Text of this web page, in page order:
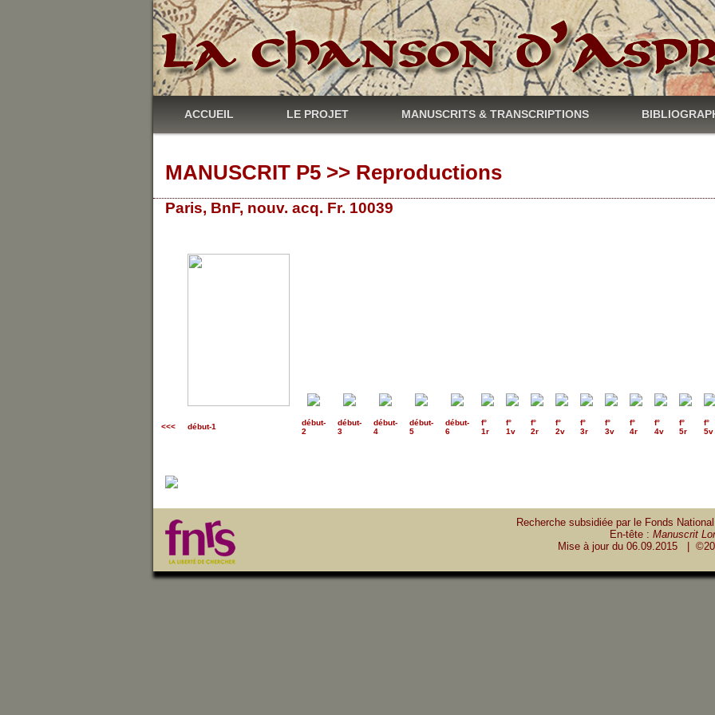
ACCUEIL LE PROJET MANUSCRITS & TRANSCRIPTIONS
MANUSCRIT P5 >> Reproductions
Paris, BnF, nouv. acq. Fr. 10039
<<< début-1 début-
2
début-
3
début-
4
début-
5
début-
6
f°
1r
f°
1v
f°
2r
f°
2v
f°
3r
f°
3v
f°
4r
f°
4v
f°
5r
f°
5v
Recherche subsidiée par le Fonds
En-tête : Manuscrit
Mise à jour du 06.09.2015 |